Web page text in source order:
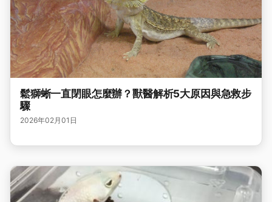
鬆獅蜥一直閉眼怎麼辦？獸醫解析5大原因與急救步
驟
2026年02月01日